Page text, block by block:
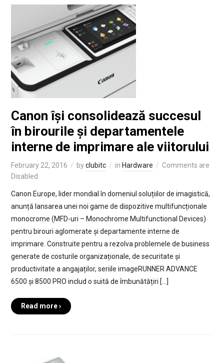
Canon își consolidează succesul
în birourile și departamentele
interne de imprimare ale viitorului
February 22, 2016 byclubitc in Hardware
Comments are
Disabled
Canon Europe, lider mondial în domeniul soluțiilor de imagistică,
anunță lansarea unei noi game de dispozitive multifuncționale
monocrome (MFD-uri – Monochrome Multifunctional Devices)
pentru birouri aglomerate și departamente interne de
imprimare. Construite pentru a rezolva problemele de business
generate de costurile organizaționale, de securitate și
productivitate a angajaților, seriile imageRUNNER ADVANCE
6500 și 8500 PRO includ o suită de îmbunătățiri […]
Read more ›